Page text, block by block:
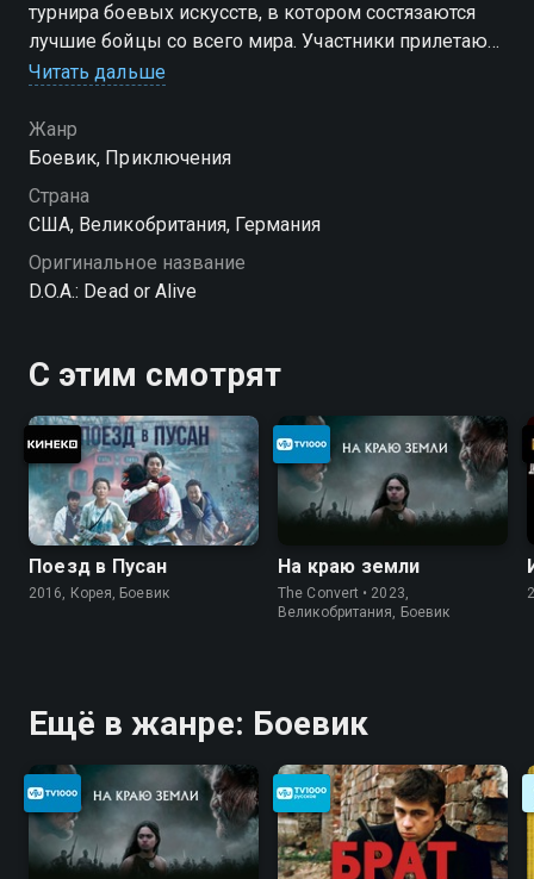
турнира боевых искусств, в котором состязаются
лучшие бойцы со всего мира. Участники прилетают
на экзотический остров, где им приходится
остров…
Читать дальше
Жанр
Боевик, Приключения
Страна
США, Великобритания, Германия
Оригинальное название
D.O.A.: Dead or Alive
С этим смотрят
Поезд в Пусан
2016, Корея, Боевик
На краю земли
The Convert • 2023,
Великобритания, Боевик
Ещё в жанре: Боевик